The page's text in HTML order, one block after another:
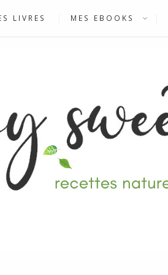
LIVRES MES EBOOKS